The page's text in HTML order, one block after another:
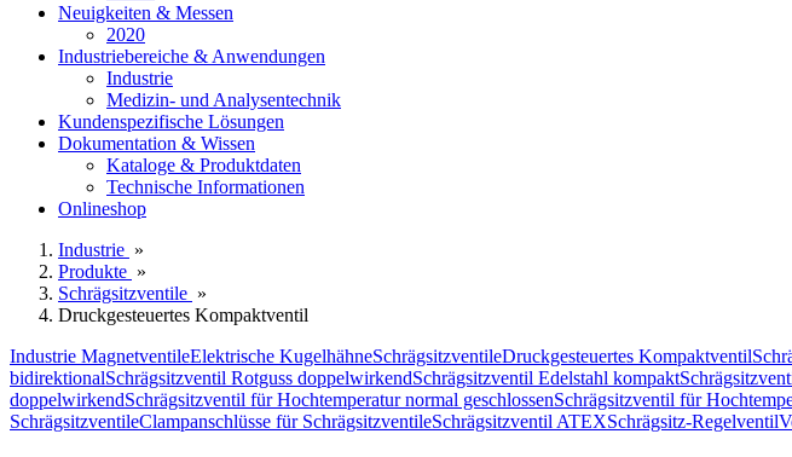
Neuigkeiten & Messen
2020
Industriebereiche & Anwendungen
Industrie
Medizin- und Analysentechnik
Kundenspezifische Lösungen
Dokumentation & Wissen
Kataloge & Produktdaten
Technische Informationen
Onlineshop
Industrie »
Produkte »
Schrägsitzventile »
Druckgesteuertes Kompaktventil
Industrie MagnetventileElektrische KugelhähneSchrägsitzventileDruckgesteuertes Kompaktventil
bidirektionalSchrägsitzventil Rotguss doppelwirkendSchrägsitzventil Edelstahl kompakt
doppelwirkendSchrägsitzventil für Hochtemperatur normal geschlossenSchrägsitzventil für
SchrägsitzventileClampanschlüsse für SchrägsitzventileSchrägsitzventil ATEXSchrägsitz-Regelventil